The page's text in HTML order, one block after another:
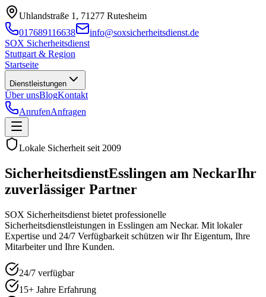
Uhlandstraße 1, 71277 Rutesheim
017689116638
info@soxsicherheitsdienst.de
SOX Sicherheitsdienst
Stuttgart & Region
Startseite
Dienstleistungen
Über unsBlogKontakt
AnrufenAnfragen
Lokale Sicherheit seit 2009
SicherheitsdienstEsslingen am NeckarIhr
zuverlässiger Partner
SOX Sicherheitsdienst bietet professionelle
Sicherheitsdienstleistungen in Esslingen am Neckar. Mit lokaler
Expertise und 24/7 Verfügbarkeit schützen wir Ihr Eigentum, Ihre
Mitarbeiter und Ihre Kunden.
24/7 verfügbar
15+ Jahre Erfahrung